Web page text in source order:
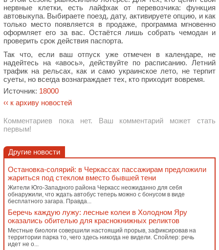
нервные клетки, есть лайфхак от перевозчика: функция
автовыкупа. Выбираете поезд, дату, активируете опцию, и как
только место появляется в продаже, программа мгновенно
оформляет его за вас. Остаётся лишь собрать чемодан и
проверить срок действия паспорта.
Так что, если ваш отпуск уже отмечен в календаре, не
надейтесь на «авось», действуйте по расписанию. Летний
трафик на рельсах, как и само украинское лето, не терпит
суеты, но всегда вознаграждает тех, кто приходит вовремя.
Источник: 18000
‹‹ к архиву новостей
Комментариев пока нет. Ваш комментарий может стать
первым!
Другие новости
Остановка-солярий: в Черкассах пассажирам предложили
жариться под стеклом вместо бывшей тени
Жители Юго-Западного района Черкасс неожиданно для себя
обнаружили, что ждать автобус теперь можно с бонусом в виде
бесплатного загара. Правда...
Беречь каждую лужу: лесные колеи в Холодном Яру
оказались обителью для краснокнижных реликтов
Местные биологи совершили настоящий прорыв, зафиксировав на
территории парка то, чего здесь никогда не видели. Спойлер: речь
идет не о...